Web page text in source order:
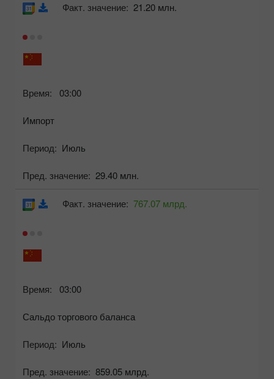
Время: 03:00
Импорт
Период: Июль
Пред. значение: 29.40 млн.
Факт. значение: 21.20 млн.
Время: 03:00
Сальдо торгового баланса
Период: Июль
Пред. значение: 859.05 млрд.
Факт. значение: 767.07 млрд.